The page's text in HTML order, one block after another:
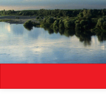
Salta
al
contenuto
principale